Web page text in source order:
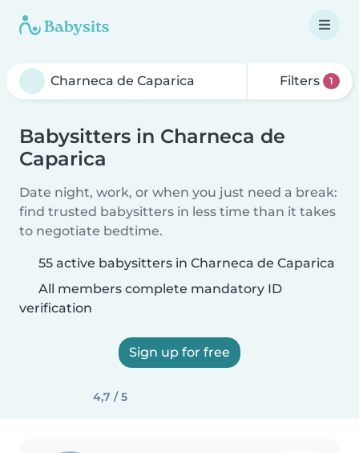
Filters 1
Babysitters in Charneca de
Caparica
Date night, work, or when you just need a break:
find trusted babysitters in less time than it takes
to negotiate bedtime.
55 active babysitters in Charneca de Caparica
All members complete mandatory ID
verification
Sign up for free
4,7 / 5